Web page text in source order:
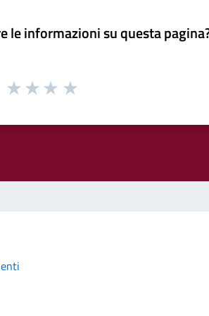
le informazioni su questa